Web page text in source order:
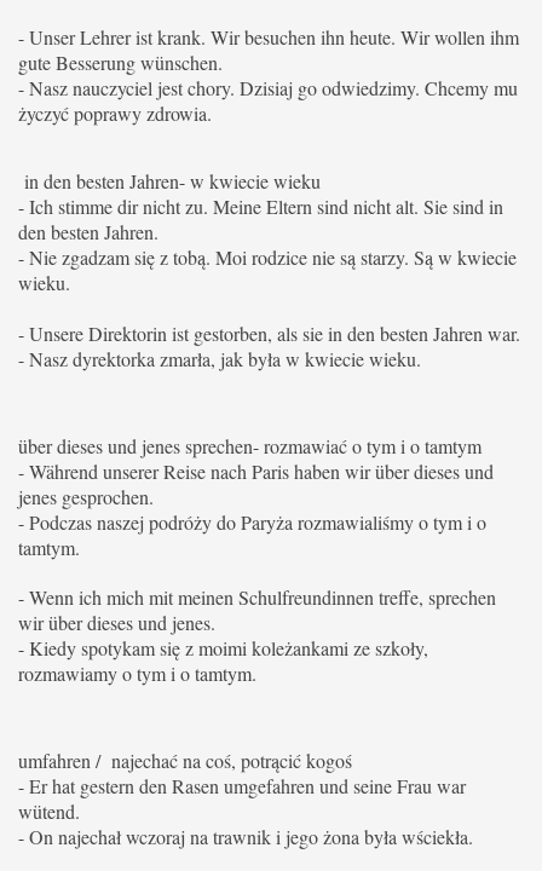
- Unser Lehrer ist krank. Wir besuchen ihn heute. Wir wollen ihm
gute Besserung wünschen.
- Nasz nauczyciel jest chory. Dzisiaj go odwiedzimy. Chcemy mu
życzyć poprawy zdrowia.
in den besten Jahren- w kwiecie wieku
- Ich stimme dir nicht zu. Meine Eltern sind nicht alt. Sie sind in
den besten Jahren.
-Nie zgadzam się z tobą. Moi rodzice nie są starzy. Są w kwiecie
wieku.
- Unsere Direktorin ist gestorben, als sie in den besten Jahren war.
- Nasz dyrektorka zmarła, jak była w kwiecie wieku.
über dieses und jenes sprechen- rozmawiać o tym i o tamtym
- Während unserer Reise nach Paris haben wir über dieses und
jenes gesprochen.
- Podczas naszej podróży do Paryża rozmawialiśmy o tym i o
tamtym.
- Wenn ich mich mit meinen Schulfreundinnen treffe, sprechen
wir über dieses und jenes.
- Kiedy spotykam się z moimi koleżankami ze szkoły,
rozmawiamy o tym i o tamtym.
umfahren / najechać na coś, potrącić kogoś
- Er hat gestern den Rasen umgefahren und seine Frau war
wütend.
- On najechał wczoraj na trawnik i jego żona była wściekła.